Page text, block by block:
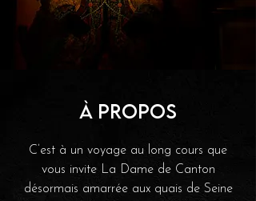
À propos
C’est à un voyage au long cours que
vous invite La Dame de Canton
désormais amarrée aux quais de Seine